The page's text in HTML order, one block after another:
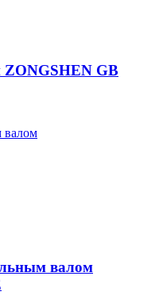
ZONGSHEN GB
валом
валом